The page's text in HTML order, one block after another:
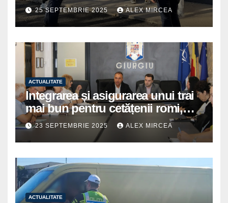
25 SEPTEMBRIE 2025 ALEX MIRCEA
ACTUALITATE
Integrarea și asigurarea unui trai
mai bun pentru cetățenii romi,
prioritate pentru instituțiile
publice giurgiuvene
23 SEPTEMBRIE 2025 ALEX MIRCEA
ACTUALITATE